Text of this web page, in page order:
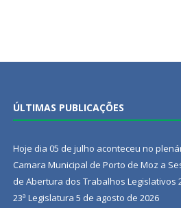
ÚLTIMAS PUBLICAÇÕES
Hoje dia 05 de julho aconteceu no
Camara Municipal de Porto de Moz a
de Abertura dos Trabalhos Legislativos
23ª Legislatura 5 de agosto de 2026